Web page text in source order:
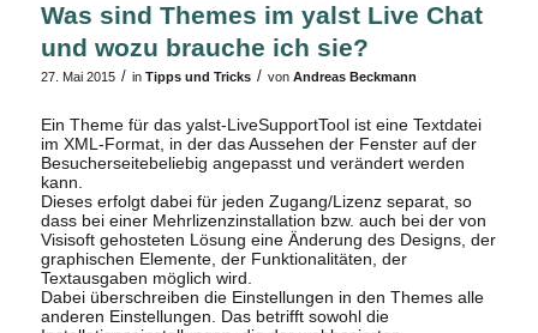
Was sind Themes im yalst Live Chat
und wozu brauche ich sie?
27. Mai 2015 / in Tipps und Tricks / von Andreas Beckmann
Ein Theme für das yalst-LiveSupportTool ist eine Textdatei
im XML-Format, in der das Aussehen der Fenster auf der
Besucherseitebeliebig angepasst und verändert werden
kann.
Dieses erfolgt dabei für jeden Zugang/Lizenz separat, so
dass bei einer Mehrlizenzinstallation bzw. auch bei der von
Visisoft gehosteten Lösung eine Änderung des Designs, der
graphischen Elemente, der Funktionalitäten, der
Textausgaben möglich wird.
Dabei überschreiben die Einstellungen in den Themes alle
anderen Einstellungen. Das betrifft sowohl die